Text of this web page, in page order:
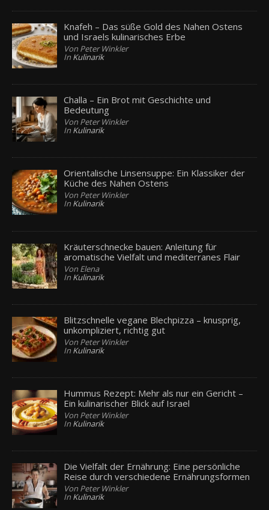
Knafeh – Das süße Gold des Nahen Ostens
und Israels kulinarisches Erbe
Von Peter Winkler
In Kulinarik
Challa – Ein Brot mit Geschichte und
Bedeutung
Von Peter Winkler
In Kulinarik
Orientalische Linsensuppe: Ein Klassiker der
Küche des Nahen Ostens
Von Peter Winkler
In Kulinarik
Kräuterschnecke bauen: Anleitung für
aromatische Vielfalt und mediterranes Flair
Von Elena
In Kulinarik
Blitzschnelle vegane Blechpizza – knusprig,
unkompliziert, richtig gut
Von Peter Winkler
In Kulinarik
Hummus Rezept: Mehr als nur ein Gericht –
Ein kulinarischer Blick auf Israel
Von Peter Winkler
In Kulinarik
Die Vielfalt der Ernährung: Eine persönliche
Reise durch verschiedene Ernährungsformen
Von Peter Winkler
In Kulinarik